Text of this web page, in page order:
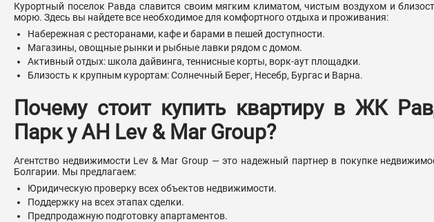
Курортный поселок Равда славится своим мягким климатом, чистым воздухом и
морю. Здесь вы найдете все необходимое для комфортного отдыха и проживания:
Набережная с ресторанами, кафе и барами в пешей доступности.
Магазины, овощные рынки и рыбные лавки рядом с домом.
Активный отдых: школа дайвинга, теннисные корты, ворк-аут площадки.
Близость к крупным курортам: Солнечный Берег, Несебр, Бургас и Варна.
Почему стоит купить квартиру в ЖК
Парк у АН Lev & Mar Group?
Агентство недвижимости Lev & Mar Group — это надежный партнер в покупке
Болгарии. Мы предлагаем:
Юридическую проверку всех объектов недвижимости.
Поддержку на всех этапах сделки.
Предпродажную подготовку апартаментов.